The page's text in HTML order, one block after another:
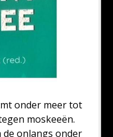
onder meer tot
moskeeën.
de onlangs onder